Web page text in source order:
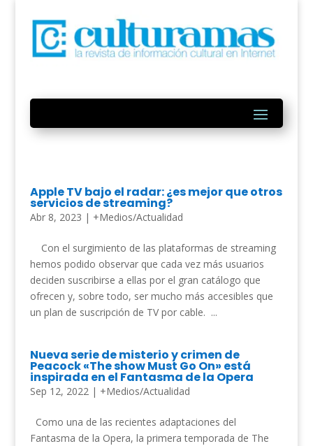
Apple TV bajo el radar: ¿es mejor que otros
servicios de streaming?
Abr 8, 2023 | +Medios/Actualidad
Con el surgimiento de las plataformas de streaming
hemos podido observar que cada vez más usuarios
deciden suscribirse a ellas por el gran catálogo que
ofrecen y, sobre todo, ser mucho más accesibles que
un plan de suscripción de TV por cable. ...
Nueva serie de misterio y crimen de
Peacock «The show Must Go On» está
inspirada en el Fantasma de la Opera
Sep 12, 2022| +Medios/Actualidad
Como una de las recientes adaptaciones del
Fantasma de la Opera, la primera temporada de The